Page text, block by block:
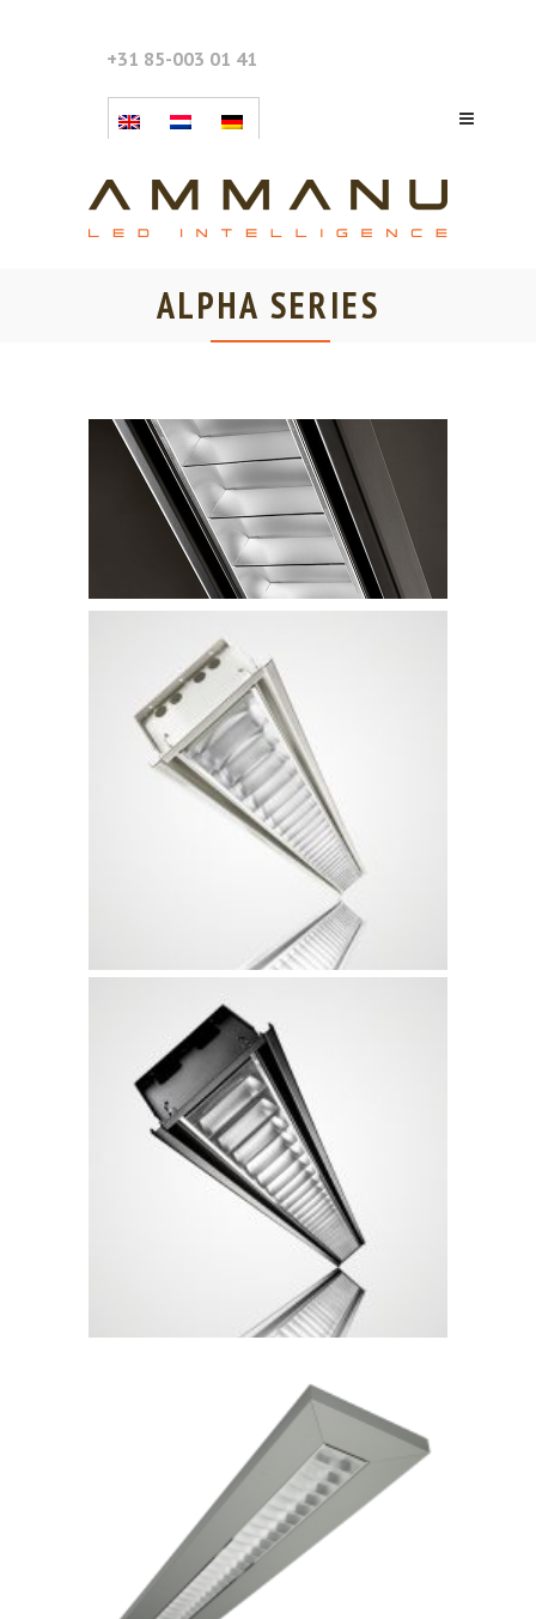
+31 85-003 01 41
ALPHA SERIES